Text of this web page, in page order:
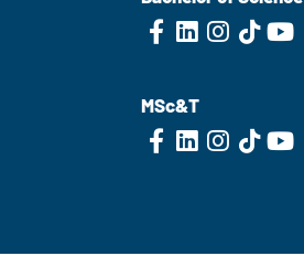
MSc&T